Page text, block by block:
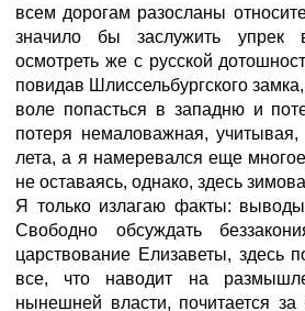
всем дорогам разосланы
значило бы заслужить упрек в
осмотреть же с русской
повидав Шлиссельбургского
воле попасться в западню и
потеря немаловажная, учитывая,
лета, а я намеревался еще
не оставаясь, однако, здесь
Я только излагаю факты:
Свободно обсуждать
царствование Елизаветы, здесь
все, что наводит на
нынешней власти, почитается за